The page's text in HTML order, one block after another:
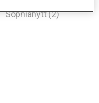
Sophianytt (2)